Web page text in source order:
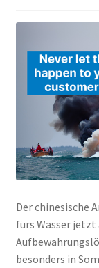
Der chinesische
fürs Wasser
besonders in